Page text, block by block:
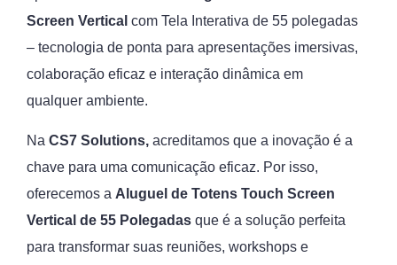
Screen Vertical com Tela Interativa de 55 polegadas
– tecnologia de ponta para apresentações imersivas,
colaboração eficaz e interação dinâmica em
qualquer ambiente.
Na CS7 Solutions, acreditamos que a inovação é a
chave para uma comunicação eficaz. Por isso,
oferecemos a Aluguel de Totens Touch Screen
Vertical de 55 Polegadas que é a solução perfeita
para transformar suas reuniões, workshops e